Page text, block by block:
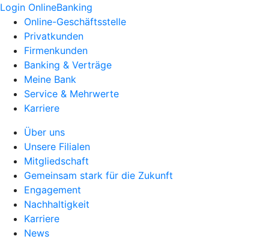
Login OnlineBanking
Online-Geschäftsstelle
Privatkunden
Firmenkunden
Banking & Verträge
Meine Bank
Service & Mehrwerte
Karriere
Über uns
Unsere Filialen
Mitgliedschaft
Gemeinsam stark für die Zukunft
Engagement
Nachhaltigkeit
Karriere
News